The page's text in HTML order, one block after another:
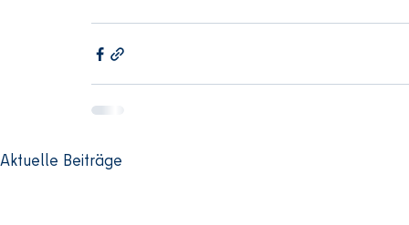
Aktuelle Beiträge